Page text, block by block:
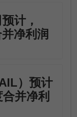
计，
净利润
）预计
并净利